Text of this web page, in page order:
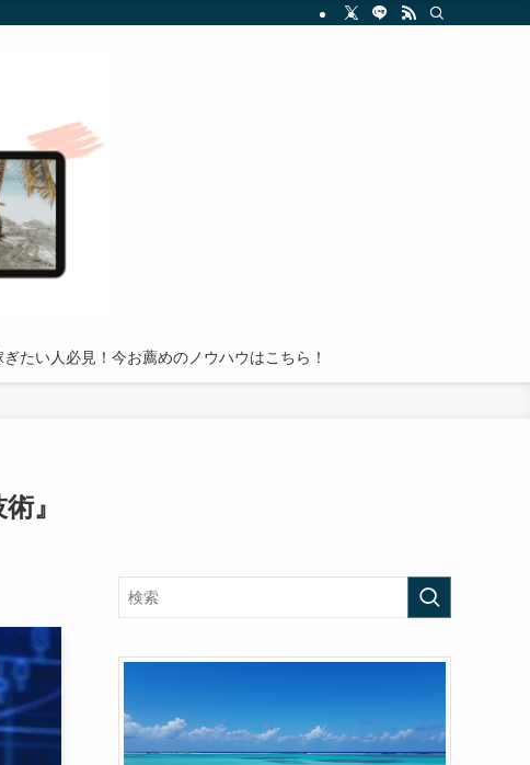
を分かりやすく解説し、読者が副業投資の世界で成功を収めるための実践的アドバイ
たい人必見！今お薦めのノウハウはこちら！
』